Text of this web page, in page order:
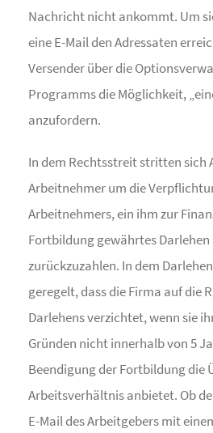
Nachricht nicht ankommt. Um
eine E-Mail den Adressaten
Versender über die
Programms die Möglichkeit,
anzufordern.
In dem Rechtsstreit stritten sich
Arbeitnehmer um die
Arbeitnehmers, ein ihm zur
Fortbildung gewährtes
zurückzuzahlen. In dem
geregelt, dass die Firma auf die
Darlehens verzichtet, wenn sie
Gründen nicht innerhalb von 5
Beendigung der Fortbildung die
Arbeitsverhältnis anbietet. Ob
E-Mail des Arbeitgebers mit